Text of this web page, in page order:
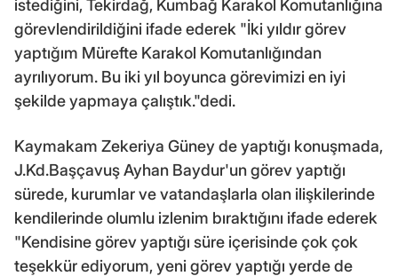
istediğini, Tekirdağ, Kumbağ Karakol Komutanlığına
görevlendirildiğini ifade ederek "İki yıldır görev
yaptığım Mürefte Karakol Komutanlığından
ayrılıyorum. Bu iki yıl boyunca görevimizi en iyi
şekilde yapmaya çalıştık."dedi.
Kaymakam Zekeriya Güney de yaptığı konuşmada,
J.Kd.Başçavuş Ayhan Baydur'un görev yaptığı
sürede, kurumlar ve vatandaşlarla olan ilişkilerinde
kendilerinde olumlu izlenim bıraktığını ifade ederek
"Kendisine görev yaptığı süre içerisinde çok çok
teşekkür ediyorum, yeni görev yaptığı yerde de